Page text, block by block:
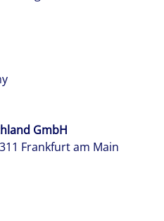
GmbH
Frankfurt am Main